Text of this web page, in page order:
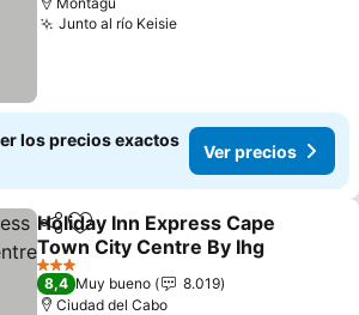
Junto al río KeisieVer precios
los precios exactos
Ver precios
CompartirAgregar a favoritos
Holiday Inn Express Cape
Town City Centre By Ihg
Ver precios
3 Estrellas
8,4 Muy bueno
8.019
Ciudad del Cabo